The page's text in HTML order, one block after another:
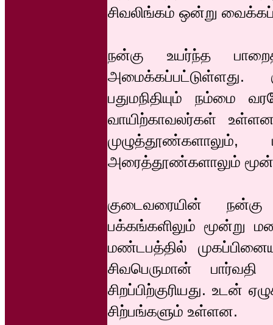
சிவலிங்கம் ஒன்று
நன்கு உயர்ந்த
அமைக்கப்பட்டுள்ளது.
பதுமநிதியும் நம்மை
வாயிற்காவலர்கள்
அரைத்தூண்களாலும்
குடைவரையின்
பக்கங்களிலும் மூன்று
மண்டபத்தில்
சிவபெருமான்
சிறப்பிற்குரியது. உடன்
சிற்பங்களும் உள்ளன.